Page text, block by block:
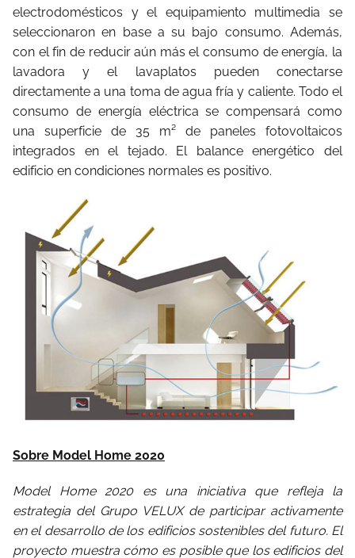
electrodomésticos y el equipamiento multimedia se
seleccionaron en base a su bajo consumo. Además,
con el fin de reducir aún más el consumo de energía, la
lavadora y el lavaplatos pueden conectarse
directamente a una toma de agua fría y caliente. Todo el
consumo de energía eléctrica se compensará como
una superficie de 35 m² de paneles fotovoltaicos
integrados en el tejado. El balance energético del
edificio en condiciones normales es positivo.
Sobre Model Home 2020
Model Home 2020 es una iniciativa que refleja la
estrategia del Grupo VELUX de participar activamente
en el desarrollo de los edificios sostenibles del futuro. El
proyecto muestra cómo es posible que los edificios del